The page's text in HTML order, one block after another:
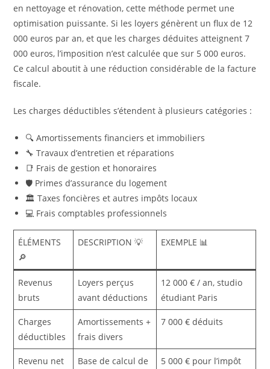
en nettoyage et rénovation, cette méthode permet une
optimisation puissante. Si les loyers génèrent un flux de 12
000 euros par an, et que les charges déduites atteignent 7
000 euros, l’imposition n’est calculée que sur 5 000 euros.
Ce calcul aboutit à une réduction considérable de la facture
fiscale.
Les charges déductibles s’étendent à plusieurs catégories :
🔍 Amortissements financiers et immobiliers
🔧 Travaux d’entretien et réparations
📑 Frais de gestion et honoraires
🛡️ Primes d’assurance du logement
🏛️ Taxes foncières et autres impôts locaux
💻 Frais comptables professionnels
ÉLÉMENTS
🔎
DESCRIPTION 💡 EXEMPLE 📊
Revenus
bruts
Loyers perçus
avant déductions
12 000 € / an, studio
étudiant Paris
Charges
déductibles
Amortissements +
frais divers
7 000 € déduits
Revenu net
Base de calcul de
5 000 € pour l’impôt